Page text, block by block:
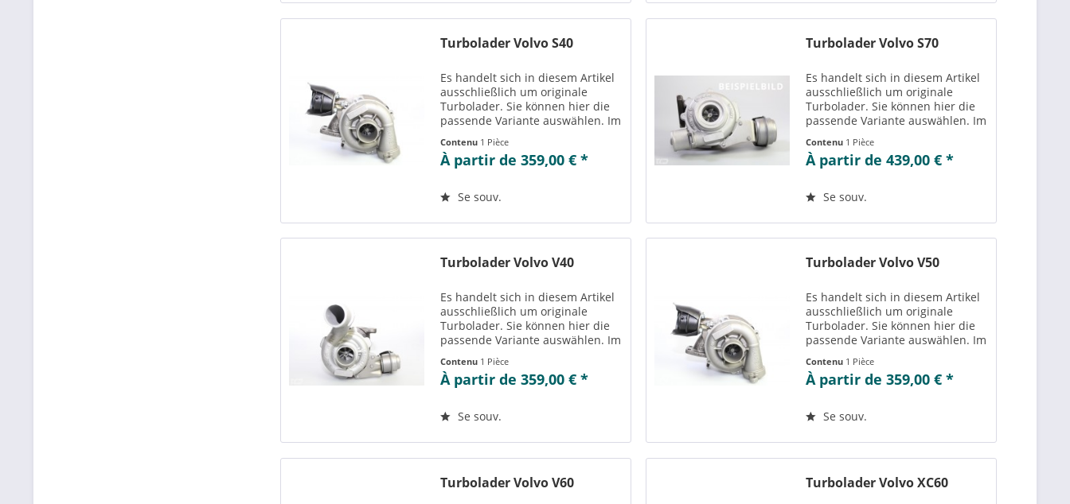
Turbolader Volvo S40
Es handelt sich in diesem Artikel
ausschließlich um originale
Turbolader. Sie können hier die
passende Variante auswählen. Im
Teilenummern“ können Sie die zu
der ausgewählten Variante
einsehen....
Contenu 1 Pièce
À partir de 359,00 € *
Se souv.
Turbolader Volvo S70
Es handelt sich in diesem Artikel
ausschließlich um originale
Turbolader. Sie können hier die
passende Variante auswählen. Im
Teilenummern“ können Sie die zu
der ausgewählten Variante
einsehen....
Contenu 1 Pièce
À partir de 439,00 € *
Se souv.
Turbolader Volvo V40
Es handelt sich in diesem Artikel
ausschließlich um originale
Turbolader. Sie können hier die
passende Variante auswählen. Im
Reiter „Vergleichs-/
Teilenummern“ können Sie die zu
der ausgewählten Variante
einsehen....
Contenu 1 Pièce
À partir de 359,00 € *
Se souv.
Turbolader Volvo V50
Es handelt sich in diesem Artikel
ausschließlich um originale
Turbolader. Sie können hier die
passende Variante auswählen. Im
Reiter „Vergleichs-/
Teilenummern“ können Sie die zu
der ausgewählten Variante
einsehen....
Contenu 1 Pièce
À partir de 359,00 € *
Se souv.
Turbolader Volvo V60 Turbolader Volvo XC60